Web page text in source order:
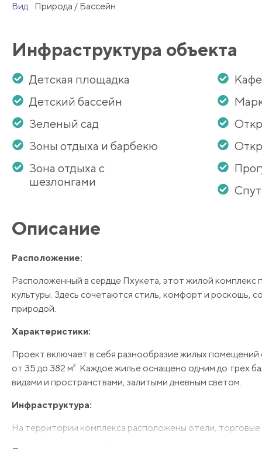
Вид: Природа / Бассейн
Инфраструктура объекта
Детская площадка
Детский бассейн
Зеленый сад
Зоны отдыха и барбекю
Зона отдыха с
шезлонгами
Описание
Расположение:
Расположенный в сердце Пхукета, этот жилой комплекс
культуры. Здесь сочетаются стиль, комфорт и роскошь,
природой.
Характеристики:
Проект включает в себя разнообразие жилых
от 35 до 382 м². Каждое жилье оснащено одним до трех
видами и пространствами, залитыми дневным светом.
Инфраструктура:
На территории комплекса расположены отели,